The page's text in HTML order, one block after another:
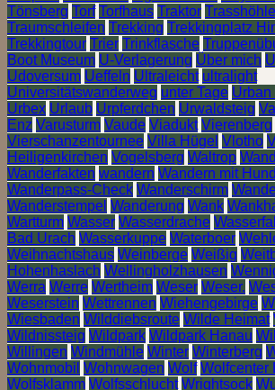
Tönsberg Torf Torfhaus Traktor
Traumschleifen Trekking Trekkingplatz
Trekkingtour Trier Trinkflasche
Boot Museum U-Verlagerung Über mich
Udoversum Ueffeln Ultraleicht ultralight
Universitätswanderweg unter Tage Urban
Urbex Urlaub Urpferdchen Urwaldsteig
Enz Varusturm Vaude Viadukt Vierenberg
Vierschanzentournee Villa Hügel Vlotho
Heiligenkirchen Vogelsberg Waltrop
Wanderfakten wandern Wandern mit Hund
Wanderpass-Check Wanderschirm
Wanderstempel Wanderung Wank
Wartturm Wasser Wasserdrache Wasserfall
Bad Urach Wasserkuppe Waterboer
Weihnachtshaus Weinberge Weißig
Hohenhaslach Wellingholzhausen
Werra Werre Wertheim Weser Weser.
Weserstein Wettrennen Wiehengebirge
Wiesbaden Wilddiebsroute Wilde Heimat
Wildnissteig Wildpark Wildpark Hanau
Willingen Windmühle Winter Winterberg
Wohnmobil Wohnwagen Wolf Wolfcenter
Wolfsklamm Wolfsschlucht Wrightsock